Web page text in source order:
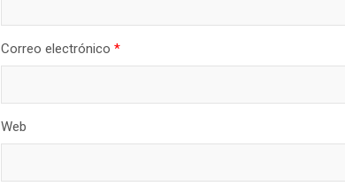
Correo electrónico*
Web